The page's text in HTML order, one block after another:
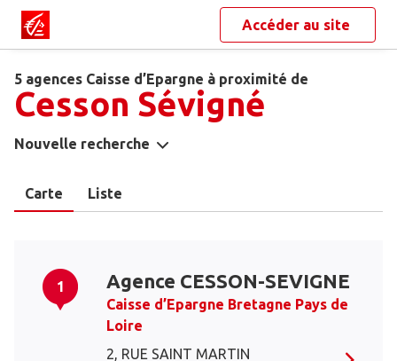
Accéder au site
5 agences Caisse d’Epargne à proximité de
Cesson Sévigné
Nouvelle recherche
Carte Liste
1 Agence CESSON-SEVIGNE
Caisse d’Epargne Bretagne Pays de
Loire
2, RUE SAINT MARTIN